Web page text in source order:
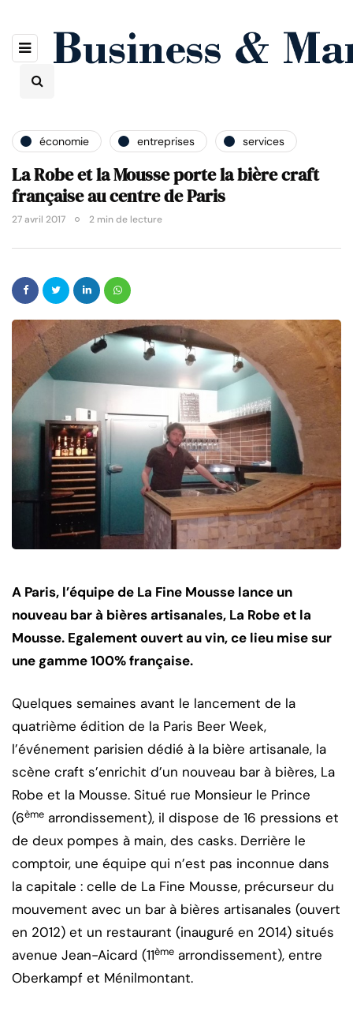
économie entreprises services
La Robe et la Mousse porte la bière craft
française au centre de Paris
27 avril 2017 2 min de lecture
A Paris, l’équipe de La Fine Mousse lance un
nouveau bar à bières artisanales, La Robe et la
Mousse. Egalement ouvert au vin, ce lieu mise sur
une gamme 100% française.
Quelques semaines avant le lancement de la
quatrième édition de la Paris Beer Week,
l’événement parisien dédié à la bière artisanale, la
scène craft s’enrichit d’un nouveau bar à bières, La
Robe et la Mousse. Situé rue Monsieur le Prince
(6ème arrondissement), il dispose de 16 pressions et
de deux pompes à main, des casks. Derrière le
comptoir, une équipe qui n’est pas inconnue dans
la capitale : celle de La Fine Mousse, précurseur du
mouvement avec un bar à bières artisanales (ouvert
en 2012) et un restaurant (inauguré en 2014) situés
avenue Jean-Aicard (11ème arrondissement), entre
Oberkampf et Ménilmontant.